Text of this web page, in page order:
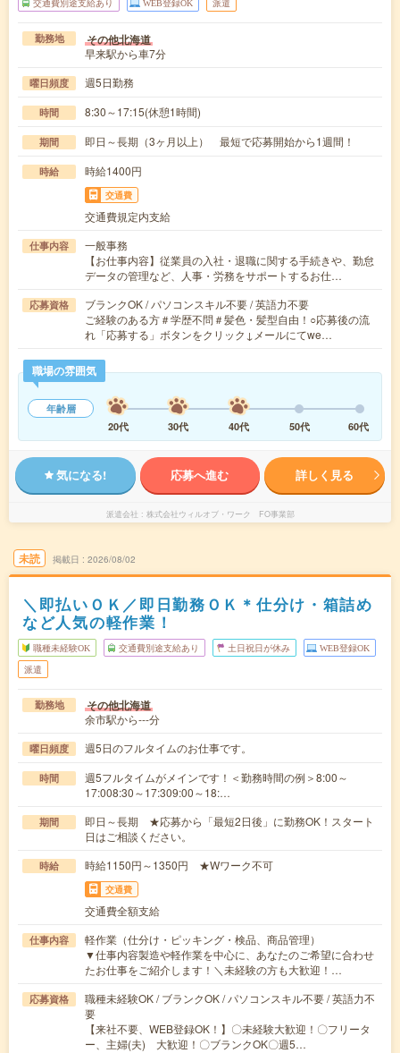
交通費別途支給あり WEB登録OK 派遣
勤務地 その他北海道
早来駅から車7分
曜日頻度 週5日勤務
時間 8:30～17:15(休憩1時間)
期間 即日～長期（3ヶ月以上） 最短で応募開始から1週間！
時給 時給1400円
交通費
交通費規定内支給
仕事内容
一般事務
【お仕事内容】従業員の入社・退職に関する手続きや、勤怠
データの管理など、人事・労務をサポートするお仕…
応募資格
ブランクOK / パソコンスキル不要 / 英語力不要
ご経験のある方＃学歴不問＃髪色・髪型自由！○応募後の流
れ「応募する」ボタンをクリック↓メールにてwe…
職場の雰囲気
年齢層
20代
30代 40代 50代 60代
気になる! 応募へ進む 詳しく見る
派遣会社 株式会社ウィルオブ・ワーク FO事業部
未読 掲載日 2026/08/02
＼即払いＯＫ／即日勤務ＯＫ＊仕分け・箱詰め
など人気の軽作業！
職種未経験OK 交通費別途支給あり 土日祝日が休み WEB登録OK
派遣
勤務地 その他北海道
余市駅から---分
曜日頻度 週5日のフルタイムのお仕事です。
時間
週5フルタイムがメインです！＜勤務時間の例＞8:00～
17:008:30～17:309:00～18:…
期間
即日～長期 ★応募から「最短2日後」に勤務OK！スタート
日はご相談ください。
時給 時給1150円～1350円 ★Wワーク不可
交通費
交通費全額支給
仕事内容
軽作業（仕分け・ピッキング・検品、商品管理）
▼仕事内容製造や軽作業を中心に、あなたのご希望に合わせ
たお仕事をご紹介します！＼未経験の方も大歓迎！…
応募資格
職種未経験OK / ブランクOK / パソコンスキル不要 / 英語力不
要
【来社不要、WEB登録OK！】〇未経験大歓迎！〇フリータ
ー、主婦(夫) 大歓迎！〇ブランクOK〇週5…